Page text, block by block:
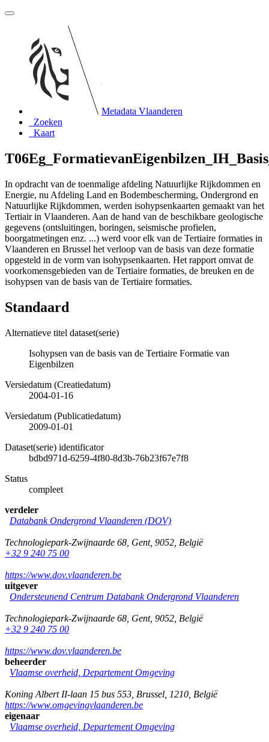
Metadata Vlaanderen
Zoeken
Kaart
In opdracht van de toenmalige afdeling Natuurlijke Rijkdommen en
Energie, nu Afdeling Land en Bodembescherming, Ondergrond en
Natuurlijke Rijkdommen, werden isohypsenkaarten gemaakt van het
Tertiair in Vlaanderen. Aan de hand van de beschikbare geologische
gegevens (ontsluitingen, boringen, seismische profielen,
boorgatmetingen enz. ...) werd voor elk van de Tertiaire formaties in
Vlaanderen en Brussel het verloop van de basis van deze formatie
opgesteld in de vorm van isohypsenkaarten. Het rapport omvat de
voorkomensgebieden van de Tertiaire formaties, de breuken en de
isohypsen van de basis van de Tertiaire formaties.
Standaard
Alternatieve titel dataset(serie)
Isohypsen van de basis van de Tertiaire Formatie van
Eigenbilzen
Versiedatum (Creatiedatum)
2004-01-16
Versiedatum (Publicatiedatum)
2009-01-01
Dataset(serie) identificator
bdbd971d-6259-4f80-8d3b-76b23f67e7f8
Status
compleet
verdeler
Databank Ondergrond Vlaanderen (DOV)
Technologiepark-Zwijnaarde 68 Gent, 9052 België
+32 9 240 75 00
https://www.dov.vlaanderen.be
uitgever
Ondersteunend Centrum Databank Ondergrond Vlaanderen
Technologiepark-Zwijnaarde 68 Gent, 9052 België
+32 9 240 75 00
https://www.dov.vlaanderen.be
beheerder
Vlaamse overheid, Departement Omgeving
Koning Albert II-laan 15 bus 553 Brussel 1210 België
https://www.omgevingvlaanderen.be
eigenaar
Vlaamse overheid, Departement Omgeving